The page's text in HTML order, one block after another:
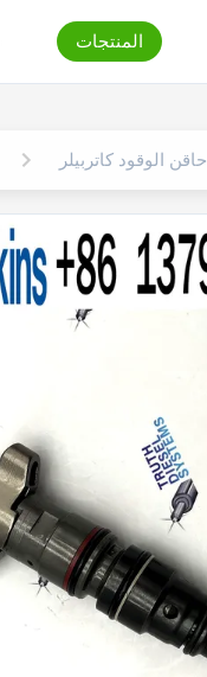
المنتجات
حاقن الوقود كاتربيلر